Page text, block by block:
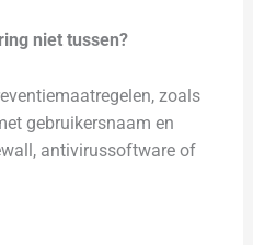
niet tussen?
zoals
gebruikersnaam en
antivirussoftware of